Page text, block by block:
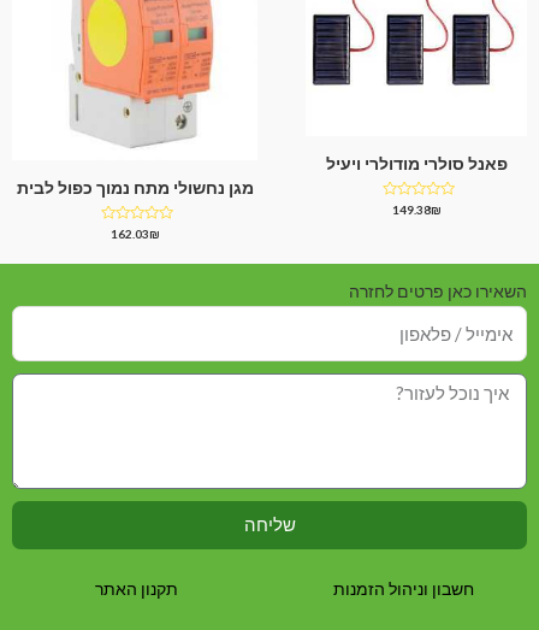
פאנל סולרי מודולרי ויעיל
דורג149.38₪
מגן נחשולי מתח נמוך כפול לבית
דורג162.03₪
השאירו כאן פרטים לחזרה
שליחה
חשבון וניהול הזמנות תקנון האתר